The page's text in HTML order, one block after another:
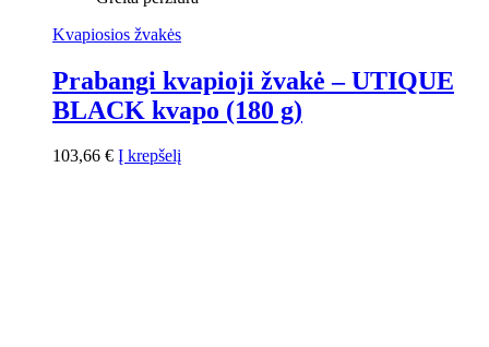
Kvapiosios žvakės
Prabangi kvapioji žvakė – UTIQUE
BLACK kvapo (180 g)
103,66 € Į krepšelį